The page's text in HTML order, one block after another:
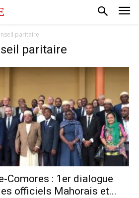
paritaire
paritaire
Comores : 1er dialogue
officiels Mahorais et...